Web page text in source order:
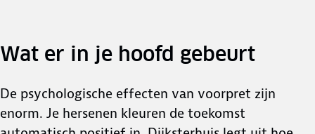
Wat er in je hoofd gebeurt
De psychologische effecten van voorpret zijn
enorm. Je hersenen kleuren de toekomst